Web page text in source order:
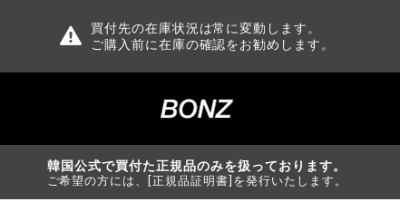
買付先の在庫状況は常に変動します。
ご購入前に在庫の確認をお勧めします。
韓国公式で買付た正規品のみを扱っております。
ご希望の方には、[正規品証明書]を発行いたします。